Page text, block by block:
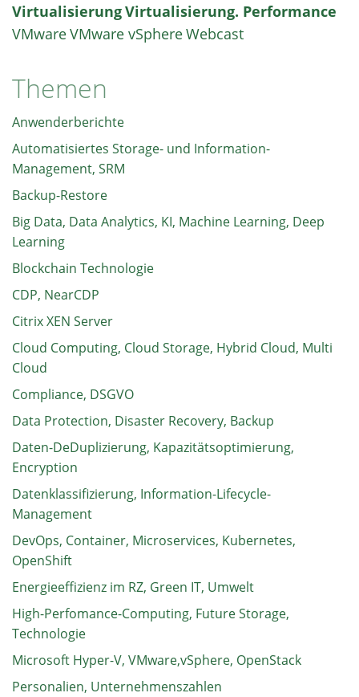
VirtualisierungVirtualisierung. Performance
VMwareVMware vSphereWebcast
Themen
Anwenderberichte
Automatisiertes Storage- und Information-
Management, SRM
Backup-Restore
Big Data, Data Analytics, KI, Machine Learning, Deep
Learning
Blockchain Technologie
CDP, NearCDP
Citrix XEN Server
Cloud Computing, Cloud Storage, Hybrid Cloud, Multi
Cloud
Compliance, DSGVO
Data Protection, Disaster Recovery, Backup
Daten-DeDuplizierung, Kapazitätsoptimierung,
Encryption
Datenklassifizierung, Information-Lifecycle-
Management
DevOps, Container, Microservices, Kubernetes,
OpenShift
Energieeffizienz im RZ, Green IT, Umwelt
High-Perfomance-Computing, Future Storage,
Technologie
Microsoft Hyper-V, VMware,vSphere, OpenStack
Personalien, Unternehmenszahlen